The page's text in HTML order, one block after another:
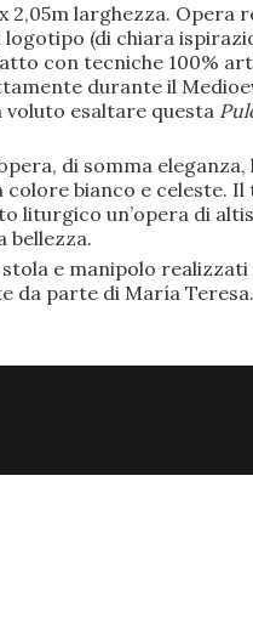
2,05m larghezza. Opera
logotipo (di chiara
con tecniche 100%
durante il
voluto esaltare questa
di somma
colore bianco e celeste.
liturgico un’opera di
bellezza.
e manipolo realizzati
da parte di María Teresa.